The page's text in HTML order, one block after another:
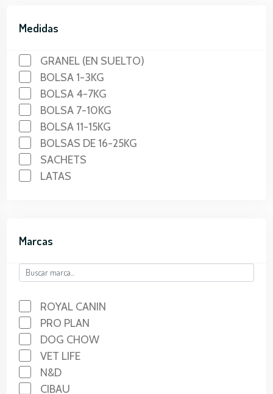
Medidas
GRANEL (EN SUELTO)
BOLSA 1-3KG
BOLSA 4-7KG
BOLSA 7-10KG
BOLSA 11-15KG
BOLSAS DE 16-25KG
SACHETS
LATAS
Marcas
ROYAL CANIN
PRO PLAN
DOG CHOW
VET LIFE
N&D
CIBAU